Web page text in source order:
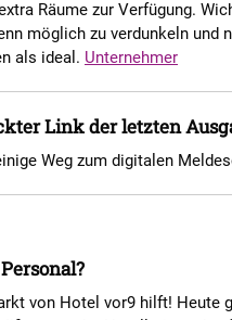
Räume zur Verfügung.
möglich zu verdunkeln
als ideal. Unternehmer
Link der letzten
Weg zum digitalen
von Hotel vor9 hilft! Heute